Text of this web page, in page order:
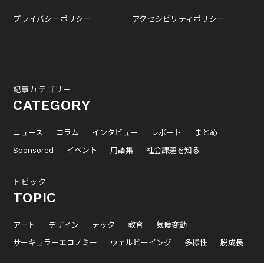
プライバシーポリシー アクセシビリティポリシー
記事カテゴリー
CATEGORY
ニュース コラム インタビュー レポート
まとめ
Sponsored
イベント 用語集 社会課題を知る
トピック
TOPIC
アート デザイン テック 教育
気候変動
サーキュラーエコノミー
ウェルビーイング 多様性 脱成長